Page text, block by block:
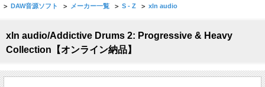
> DAW音源ソフト > メーカー一覧 > S - Z > xln audio
xln audio/Addictive Drums 2: Progressive & Heavy
Collection【オンライン納品】